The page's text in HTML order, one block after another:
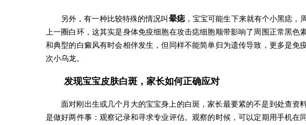
另外，有一种比较特殊的情况叫 晕痣，宝宝可能生下来就有个小黑痣，
上一圈白环，这其实是身体免疫细胞在攻击痣细胞顺带影响了周围正常黑色
和典型的白癜风有时会相伴发生，但同样不能简单归为遗传导致，更多是免
次小乌龙。
发现宝宝皮肤白斑，家长如何正确应对
面对刚出生或几个月大的宝宝身上的白斑，家长最要紧的不是到处查资
是做好两件事：观察记录和寻求专业评估。观察的时候，可以定期用手机在